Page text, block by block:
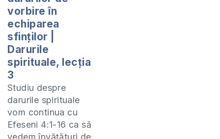
Spirituale" online
(ZOOM) în fiecare zi
de miercuri la orele
18:00 la
https://us02web.zoom.us/j/81580804689
Manualul după care
studiem poate fi
procurat în…
vorbire în
echiparea
sfinților |
Darurile
spirituale, lecția
3
Studiu despre
darurile spirituale
vom continua cu
Efeseni 4:1-16 ca să
vedem învățături de